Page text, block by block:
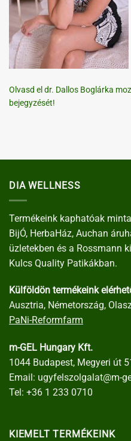
Olvasd el dr. Dallos Boglárka
bejegyzését!
DIA WELLNESS
Termékeink kaphatóak
BijÓ, HerbaHáz, Auchan
üzletekben és a Rossmann
Kulcs Quality Patikákban.
Külföldön termékeink
Ausztria, Németország,
PaNi-Reformfarm
m-GEL Hungary Kft.
1044 Budapest, Megyeri út
Email: ugyfelszolgalat@m-
Tel: +36 1 233 0710
KIEMELT TERMÉKEINK